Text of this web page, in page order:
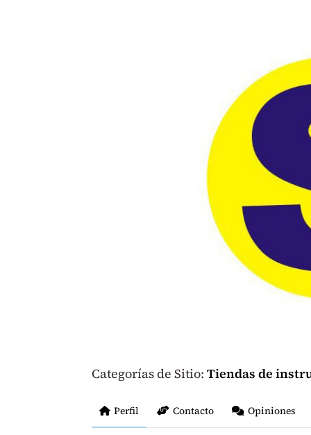
Categorías de Sitio: Tiendas de
Perfil Contacto Opiniones